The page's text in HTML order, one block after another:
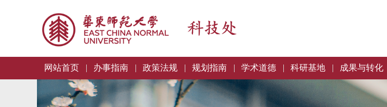
网站首页 办事指南 政策法规 规划指南 学术道德 科研基地 成果与转化